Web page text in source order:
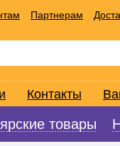
Партнерам
Контакты
товары